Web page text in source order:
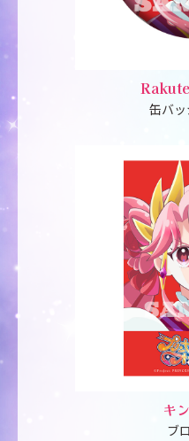
缶バ
キ
ブ